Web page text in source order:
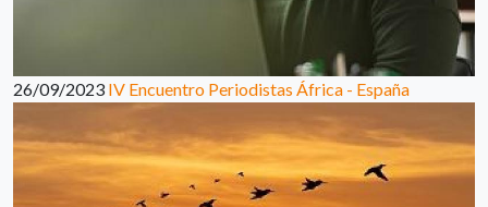
26/09/2023 IV Encuentro Periodistas África - España